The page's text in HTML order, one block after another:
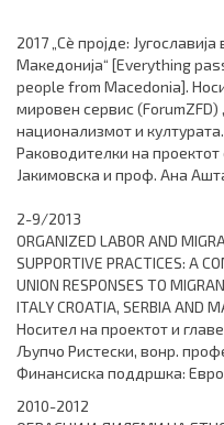
2017 „Сè пројде:
Македонија“ [Everything
people from Macedonia].
мировен сервис
национализмот и културата.
Раководителки на
Јакимовска и проф. Ана
2-9/2013
ORGANIZED LABOR AND
SUPPORTIVE PRACTICES: A
UNION RESPONSES TO
ITALY CROATIA, SERBIA AND
Носител на проектот и
Љупчо Ристески, вонр.
Финансиска поддршка:
2010-2012